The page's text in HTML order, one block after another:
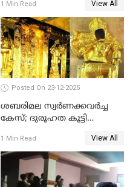
മേയറാകില്ല
1 Min Read View All
Posted On 23-12-2025
ശബരിമല സ്വര്‍ണക്കവര്‍ച്ച
കേസ്; ദുരൂഹത കൂട്ടി
1 Min Read View All